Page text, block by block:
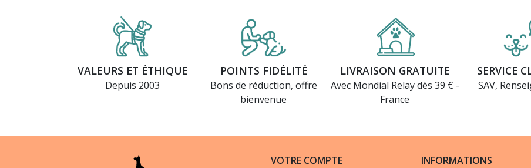
VALEURS ET ÉTHIQUE
Depuis 2003
POINTS FIDÉLITÉ
Bons de réduction, offre
bienvenue
LIVRAISON GRATUITE
Avec Mondial Relay dès 39 € -
France
SERVICE
SAV,
VOTRE COMPTE INFORMATIONS